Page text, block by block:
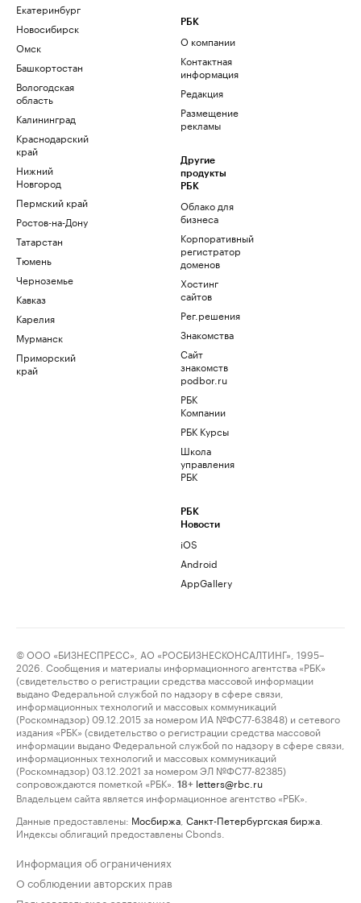
Екатеринбург
Новосибирск
Омск
Башкортостан
Вологодская
область
Калининград
Краснодарский
край
Нижний
Новгород
Пермский край
Ростов-на-Дону
Татарстан
Тюмень
Черноземье
Кавказ
Карелия
Мурманск
Приморский
край
РБК
О компании
Контактная
информация
Редакция
Размещение
рекламы
Другие
продукты
РБК
Облако для
бизнеса
Корпоративный
регистратор
доменов
Хостинг
сайтов
Рег.решения
Знакомства
Сайт
знакомств
podbor.ru
РБК
Компании
РБК Курсы
Школа
управления
РБК
РБК
Новости
iOS
Android
AppGallery
© ООО «БИЗНЕСПРЕСС», АО «РОСБИЗНЕСКОНСАЛТИНГ», 1995–
2026. Сообщения и материалы информационного агентства «РБК»
(свидетельство о регистрации средства массовой информации
выдано Федеральной службой по надзору в сфере связи,
информационных технологий и массовых коммуникаций
(Роскомнадзор) 09.12.2015 за номером ИА №ФС77-63848) и сетевого
издания «РБК» (свидетельство о регистрации средства массовой
информации выдано Федеральной службой по надзору в сфере связи,
информационных технологий и массовых коммуникаций
(Роскомнадзор) 03.12.2021 за номером ЭЛ №ФС77-82385)
сопровождаются пометкой «РБК».
18+ letters@rbc.ru
Владельцем сайта является информационное агентство «РБК».
Данные предоставлены: Мосбиржа Санкт-Петербургская биржа
Индексы облигаций предоставлены Cbonds.
Информация об ограничениях
О соблюдении авторских прав